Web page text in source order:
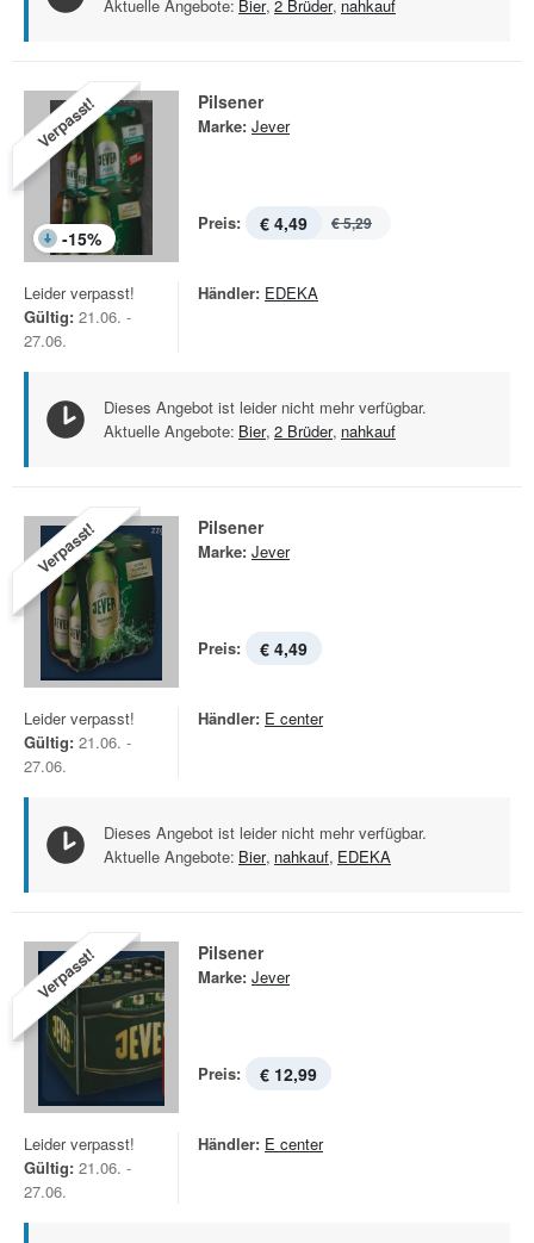
Aktuelle Angebote: Bier, 2 Brüder, nahkauf
Verpasst!
-15%
Pilsener
Marke: Jever
Preis: € 4,49 € 5,29
Leider verpasst!
Gültig: 21.06. -
27.06.
Händler: EDEKA
Dieses Angebot ist leider nicht mehr verfügbar.
Aktuelle Angebote: Bier, 2 Brüder, nahkauf
Verpasst! Pilsener
Marke: Jever
Preis: € 4,49
Leider verpasst!
Gültig: 21.06. -
27.06.
Händler: E center
Dieses Angebot ist leider nicht mehr verfügbar.
Aktuelle Angebote: Bier, nahkauf, EDEKA
Verpasst! Pilsener
Marke: Jever
Preis: € 12,99
Leider verpasst!
Gültig: 21.06. -
27.06.
Händler: E center